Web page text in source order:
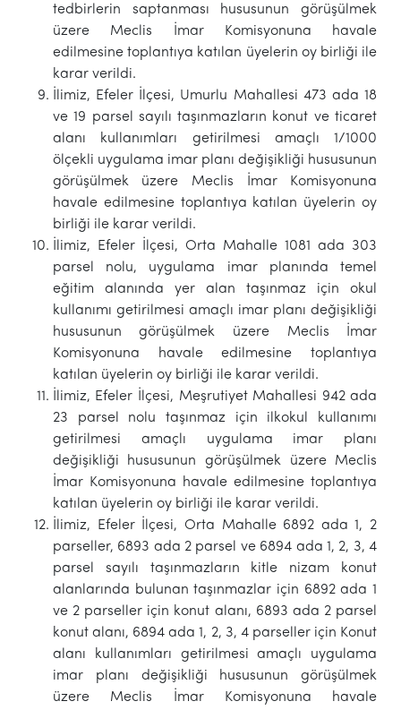
tedbirlerin saptanması hususunun görüşülmek
üzere Meclis İmar Komisyonuna havale
edilmesine toplantıya katılan üyelerin oy birliği ile
karar verildi.
İlimiz, Efeler İlçesi, Umurlu Mahallesi 473 ada 18
ve 19 parsel sayılı taşınmazların konut ve ticaret
alanı kullanımları getirilmesi amaçlı 1/1000
ölçekli uygulama imar planı değişikliği hususunun
görüşülmek üzere Meclis İmar Komisyonuna
havale edilmesine toplantıya katılan üyelerin oy
birliği ile karar verildi.
İlimiz, Efeler İlçesi, Orta Mahalle 1081 ada 303
parsel nolu, uygulama imar planında temel
eğitim alanında yer alan taşınmaz için okul
kullanımı getirilmesi amaçlı imar planı değişikliği
hususunun görüşülmek üzere Meclis İmar
Komisyonuna havale edilmesine toplantıya
katılan üyelerin oy birliği ile karar verildi.
İlimiz, Efeler İlçesi, Meşrutiyet Mahallesi 942 ada
23 parsel nolu taşınmaz için ilkokul kullanımı
getirilmesi amaçlı uygulama imar planı
değişikliği hususunun görüşülmek üzere Meclis
İmar Komisyonuna havale edilmesine toplantıya
katılan üyelerin oy birliği ile karar verildi.
İlimiz, Efeler İlçesi, Orta Mahalle 6892 ada 1, 2
parseller, 6893 ada 2 parsel ve 6894 ada 1, 2, 3, 4
parsel sayılı taşınmazların kitle nizam konut
alanlarında bulunan taşınmazlar için 6892 ada 1
ve 2 parseller için konut alanı, 6893 ada 2 parsel
konut alanı, 6894 ada 1, 2, 3, 4 parseller için Konut
alanı kullanımları getirilmesi amaçlı uygulama
imar planı değişikliği hususunun görüşülmek
üzere Meclis İmar Komisyonuna havale